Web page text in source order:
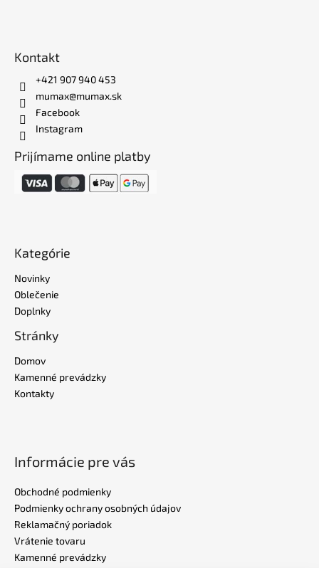
Kontakt
+421 907 940 453
mumax@mumax.sk
Facebook
Instagram
Prijímame online platby
Kategórie
Novinky
Oblečenie
Doplnky
Stránky
Domov
Kamenné prevádzky
Kontakty
Informácie pre vás
Obchodné podmienky
Podmienky ochrany osobných údajov
Reklamačný poriadok
Vrátenie tovaru
Kamenné prevádzky